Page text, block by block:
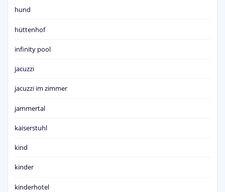
hund
hüttenhof
infinity pool
jacuzzi
jacuzzi im zimmer
jammertal
kaiserstuhl
kind
kinder
kinderhotel